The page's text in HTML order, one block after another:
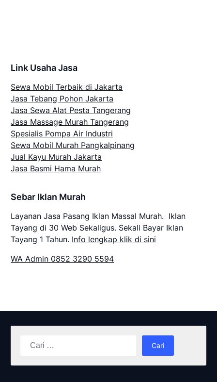
Link Usaha Jasa
Sewa Mobil Terbaik di Jakarta
Jasa Tebang Pohon Jakarta
Jasa Sewa Alat Pesta Tangerang
Jasa Massage Murah Tangerang
Spesialis Pompa Air Industri
Sewa Mobil Murah Pangkalpinang
Jual Kayu Murah Jakarta
Jasa Basmi Hama Murah
Sebar Iklan Murah
Layanan Jasa Pasang Iklan Massal Murah. Iklan
Tayang di 30 Web Sekaligus. Sekali Bayar Iklan
Tayang 1 Tahun. Info lengkap klik di sini
WA Admin 0852 3290 5594
Cari